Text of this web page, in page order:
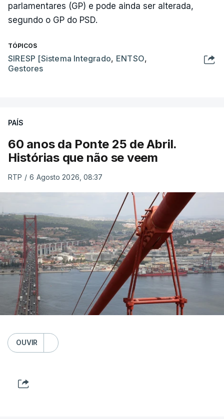
parlamentares (GP) e pode ainda ser alterada,
segundo o GP do PSD.
TÓPICOS
SIRESP [Sistema Integrado, ENTSO,
Gestores
PAÍS
60 anos da Ponte 25 de Abril.
Histórias que não se veem
RTP / 6 Agosto 2026, 08:37
OUVIR